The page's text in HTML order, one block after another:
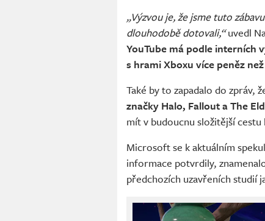
„Výzvou je, že jsme tuto
dlouhodobě dotovali,“uvedl
YouTube má podle interních
s hrami Xboxu více peněz
Také by to zapadalo do zpráv,
značky Halo, Fallout a The
mít v budoucnu složitější cestu
Microsoft se k aktuálním
informace potvrdily,
předchozích uzavřeních studií